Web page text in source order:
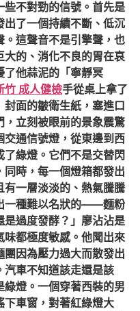
些不對勁的信號。首先是
了一個持續不斷、低沉
這聲音不是引擎聲，也
的、消化不良的胃在哀
了他蒜泥的「寧靜冥
竹 成人健檢手從桌上拿了
面的皺衛生紙，塞進口
立刻被眼前的景象震驚
交通信號燈，從東邊到西
綠燈。它們不是交替閃
時，每一個燈箱都發出
有一層淡淡的、熱氣騰騰
一種難以名狀的——麵粉
過度發酵？」廖沾沾是
都極度敏感。他聞出來
因為壓力過大而散發出
汽車不知道該走還是該
燈。一個穿著西裝的男
下車窗，對著紅綠燈大